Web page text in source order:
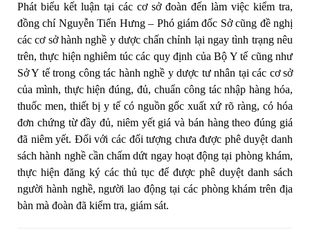
Phát biểu kết luận tại các cơ sở đoàn đến làm việc kiểm tra,
đồng chí Nguyễn Tiến Hưng – Phó giám đốc Sở cũng đề nghị
các cơ sở hành nghề y dược chấn chỉnh lại ngay tình trạng nêu
trên, thực hiện nghiêm túc các quy định của Bộ Y tế cũng như
Sở Y tế trong công tác hành nghề y dược tư nhân tại các cơ sở
của mình, thực hiện đúng, đủ, chuẩn công tác nhập hàng hóa,
thuốc men, thiết bị y tế có nguồn gốc xuất xứ rõ ràng, có hóa
đơn chứng từ đầy đủ, niêm yết giá và bán hàng theo đúng giá
đã niêm yết. Đối với các đối tượng chưa được phê duyệt danh
sách hành nghề cần chấm dứt ngay hoạt động tại phòng khám,
thực hiện đăng ký các thủ tục để được phê duyệt danh sách
người hành nghề, người lao động tại các phòng khám trên địa
bàn mà đoàn đã kiểm tra, giám sát.